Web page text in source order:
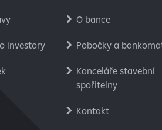
investory
O bance
Pobočky a
Kanceláře stavební
spořitelny
Kontakt